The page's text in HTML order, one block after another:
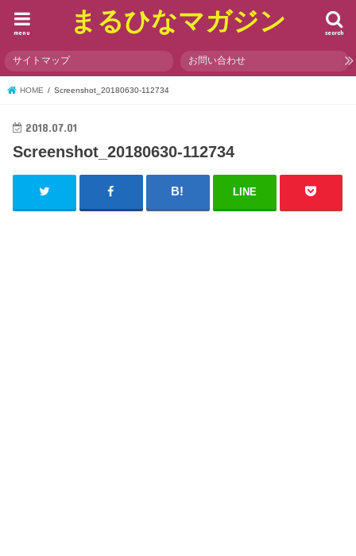
まるひなマガジン search
menu
サイトマップ お問い合わせ
HOME Screenshot_20180630-112734
2018.07.01
Screenshot_20180630-112734
LINE